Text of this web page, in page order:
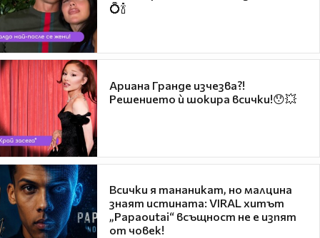
💍🍾
Ариана Гранде изчезва?!
Решението ѝ шокира всички!😯💥
Всички я тананикат, но малцина
знаят истината: VIRAL хитът
„Papaoutai“ всъщност не е изпят
от човек!